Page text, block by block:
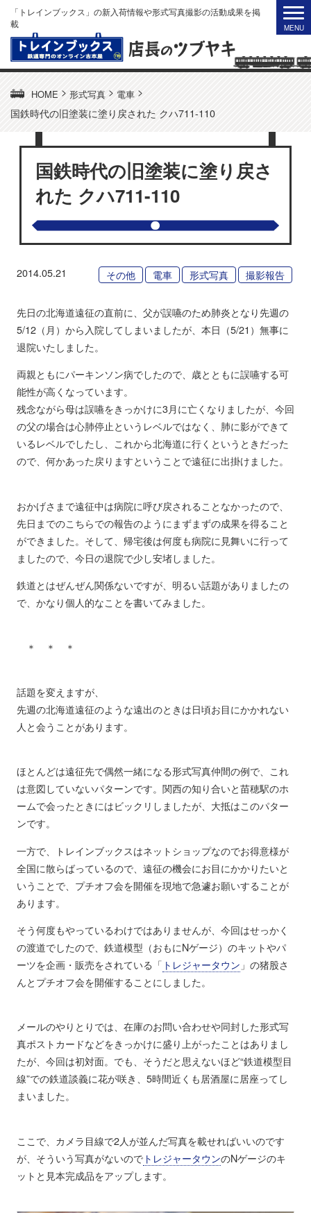
「トレインブックス」の新入荷情報や形式写真撮影の活動成果を掲
載
HOME > 形式写真 > 電車 >
国鉄時代の旧塗装に塗り戻された クハ711-110
国鉄時代の旧塗装に塗り戻さ
れた クハ711-110
2014.05.21 その他 電車 形式写真 撮影報告
先日の北海道遠征の直前に、父が誤嚥のため肺炎となり先週の
5/12（月）から入院してしまいましたが、本日（5/21）無事に
退院いたしました。
両親ともにパーキンソン病でしたので、歳とともに誤嚥する可
能性が高くなっています。
残念ながら母は誤嚥をきっかけに3月に亡くなりましたが、今回
の父の場合は心肺停止というレベルではなく、肺に影ができて
いるレベルでしたし、これから北海道に行くというときだった
ので、何かあった戻りますということで遠征に出掛けました。
おかげさまで遠征中は病院に呼び戻されることなかったので、
先日までのこちらでの報告のようにまずまずの成果を得ること
ができました。そして、帰宅後は何度も病院に見舞いに行って
ましたので、今日の退院で少し安堵しました。
鉄道とはぜんぜん関係ないですが、明るい話題がありましたの
で、かなり個人的なことを書いてみました。
＊ ＊ ＊
話題を変えますが、
先週の北海道遠征のような遠出のときは日頃お目にかかれない
人と会うことがあります。
ほとんどは遠征先で偶然一緒になる形式写真仲間の例で、これ
は意図していないパターンです。関西の知り合いと苗穂駅のホ
ームで会ったときにはビックリしましたが、大抵はこのパター
ンです。
一方で、トレインブックスはネットショップなのでお得意様が
全国に散らばっているので、遠征の機会にお目にかかりたいと
いうことで、プチオフ会を開催を現地で急遽お願いすることが
あります。
そう何度もやっているわけではありませんが、今回はせっかく
の渡道でしたので、鉄道模型（おもにNゲージ）のキットやパ
ーツを企画・販売をされている「 トレジャータウン 」の猪股さ
んとプチオフ会を開催することにしました。
メールのやりとりでは、在庫のお問い合わせや同封した形式写
真ポストカードなどをきっかけに盛り上がったことはありまし
たが、今回は初対面。でも、そうだと思えないほど“鉄道模型目
線”での鉄道談義に花が咲き、5時間近くも居酒屋に居座ってし
まいました。
ここで、カメラ目線で2人が並んだ写真を載せればいいのです
が、そういう写真がないのでトレジャータウンのNゲージのキ
ットと見本完成品をアップします。